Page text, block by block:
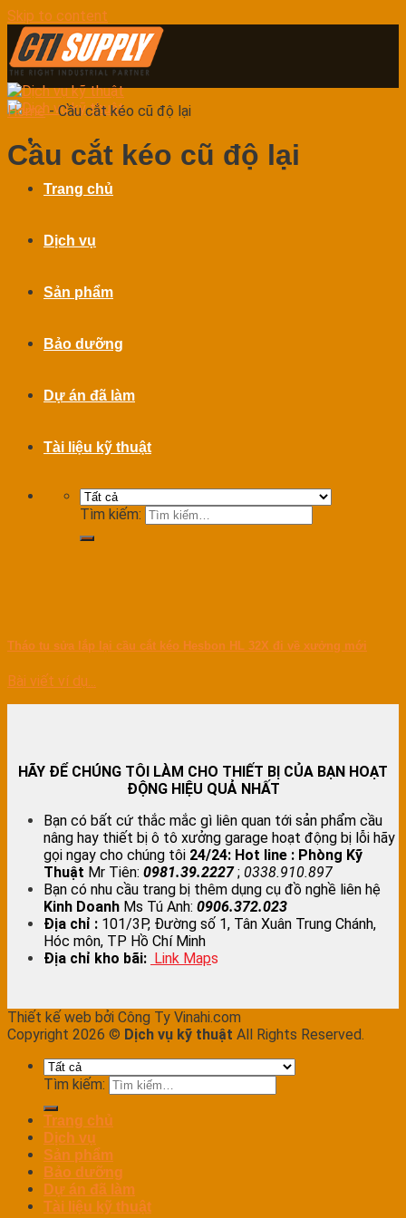
Skip to content
Trang chủ
Dịch vụ
Sản phẩm
Bảo dưỡng
Dự án đã làm
Tài liệu kỹ thuật
Tìm kiếm:
Home-Cầu cắt kéo cũ độ lại
Cầu cắt kéo cũ độ lại
Tháo tu sửa lắp lại cầu cắt kéo Hesbon HL 32X đi về xưởng mới
Bài viết ví dụ...
HÃY ĐỂ CHÚNG TÔI LÀM CHO THIẾT BỊ CỦA BẠN HOẠT
ĐỘNG HIỆU QUẢ NHẤT
Bạn có bất cứ thắc mắc gì liên quan tới sản phẩm cầu
nâng hay thiết bị ô tô xưởng garage hoạt động bị lỗi hãy
gọi ngay cho chúng tôi 24/24: Hot line : Phòng Kỹ
Thuật Mr Tiên: 0981.39.2227; 0338.910.897
Bạn có nhu cầu trang bị thêm dụng cụ đồ nghề liên hệ
Kinh Doanh Ms Tú Anh: 0906.372.023
Địa chỉ : 101/3P, Đường số 1, Tân Xuân Trung Chánh,
Hóc môn, TP Hồ Chí Minh
Địa chỉ kho bãi: Link Maps
Thiết kế web bởi Công Ty Vinahi.com
Copyright 2026 © Dịch vụ kỹ thuật All Rights Reserved.
Tìm kiếm:
Trang chủ
Dịch vụ
Sản phẩm
Bảo dưỡng
Dự án đã làm
Tài liệu kỹ thuật